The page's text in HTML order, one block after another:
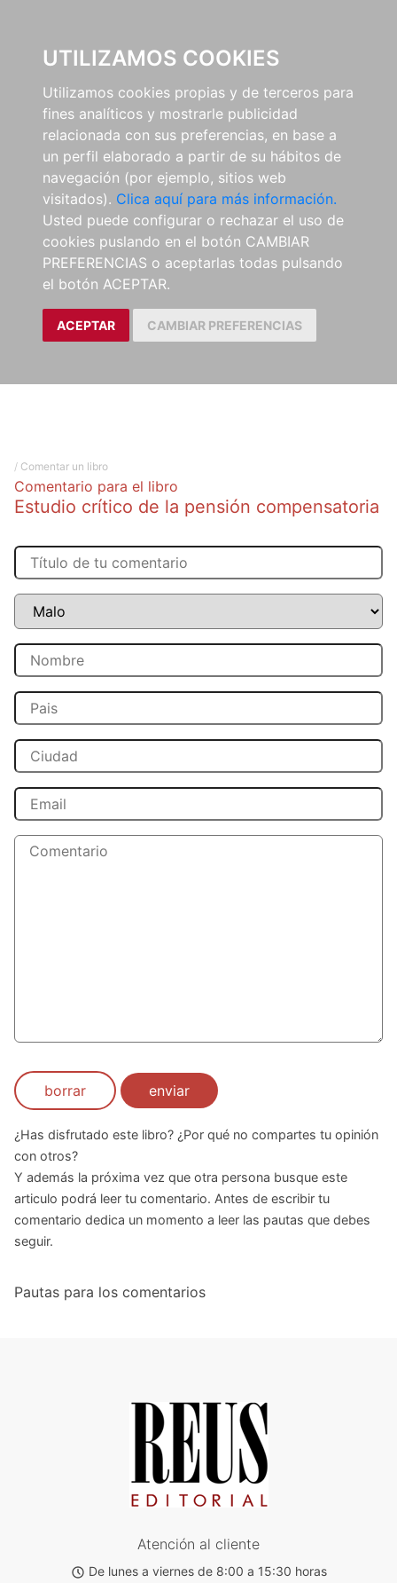
UTILIZAMOS COOKIES
Utilizamos cookies propias y de terceros para
fines analíticos y mostrarle publicidad
relacionada con sus preferencias, en base a
un perfil elaborado a partir de su hábitos de
navegación (por ejemplo, sitios web
visitados). Clica aquí para más información.
Usted puede configurar o rechazar el uso de
cookies puslando en el botón CAMBIAR
PREFERENCIAS o aceptarlas todas pulsando
el botón ACEPTAR.
ACEPTAR CAMBIAR PREFERENCIAS
/ Comentar un libro
Comentario para el libro
Estudio crítico de la pensión compensatoria
borrar enviar
¿Has disfrutado este libro? ¿Por qué no compartes tu opinión
con otros?
Y además la próxima vez que otra persona busque este
articulo podrá leer tu comentario. Antes de escribir tu
comentario dedica un momento a leer las pautas que debes
seguir.
Pautas para los comentarios
Atención al cliente
De lunes a viernes de 8:00 a 15:30 horas